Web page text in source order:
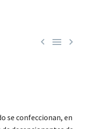
  
se confeccionan, en